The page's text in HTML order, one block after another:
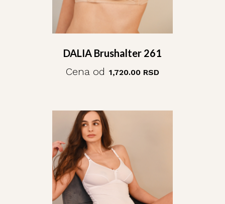
DALIA Brushalter 261
Cena od 1,720.00 RSD